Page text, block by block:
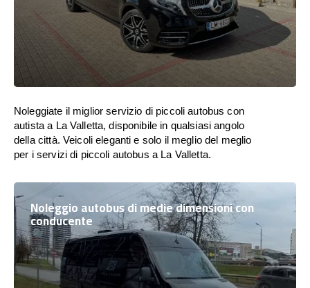
Noleggiate il miglior servizio di piccoli autobus con
autista a La Valletta, disponibile in qualsiasi angolo
della città. Veicoli eleganti e solo il meglio del meglio
per i servizi di piccoli autobus a La Valletta.
Noleggio autobus di medie dimensioni con
conducente